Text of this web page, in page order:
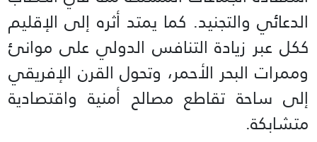
الدعائي والتجنيد. كما يمتد أثره إلى الإقليم
ككل عبر زيادة التنافس الدولي على موانئ
وممرات البحر الأحمر، وتحول القرن الإفريقي
إلى ساحة تقاطع مصالح أمنية واقتصادية
متشابكة.